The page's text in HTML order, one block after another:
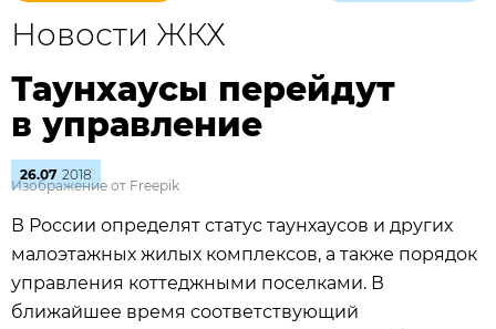
Новости ЖКХ
Таунхаусы перейдут
в управление
26.07 2018
Изображение от Freepik
В России определят статус таунхаусов и других
малоэтажных жилых комплексов, а также порядок
управления коттеджными поселками. В
ближайшее время соответствующий